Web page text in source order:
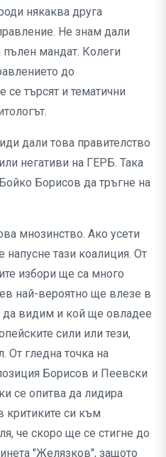
някаква друга
Не знам дали
пълен мандат. Колеги
до
се търсят и тематични
дали това правителство
негативи на ГЕРБ. Така
Борисов да тръгне на
мнозинство. Ако усети
тази коалиция. От
избори ще са много
най-вероятно ще влезе в
да видим и кой ще овладее
сили или тези,
От гледна точка на
Борисов и Пеевски
се опитва да лидира
критиките си към
че скоро ще се стигне до
"Желязков", защото